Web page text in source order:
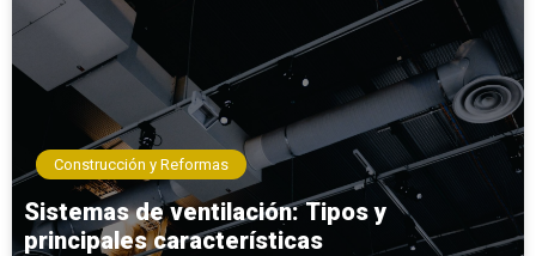
Construcción y Reformas
Sistemas de ventilación: Tipos y
principales características